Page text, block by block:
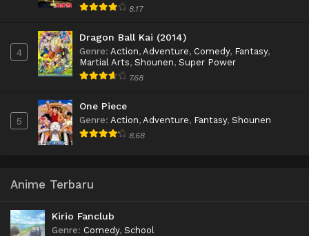
8.17
4
Dragon Ball Kai (2014)
Genre: Action, Adventure, Comedy, Fantasy,
Martial Arts, Shounen, Super Power
7.68
5
One Piece
Genre: Action, Adventure, Fantasy, Shounen
8.68
Anime Terbaru
Kirio Fanclub
Genre: Comedy, School